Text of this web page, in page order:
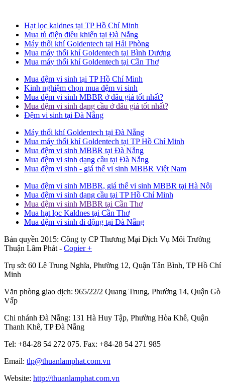
Hạt lọc kaldnes tại TP Hồ Chí Minh
Mua tủ điện điều khiển tại Đà Nẵng
Máy thổi khí Goldentech tại Hải Phòng
Mua máy thổi khí Goldentech tại Bình Dương
Mua máy thổi khí Goldentech tại Cần Thơ
Mua đệm vi sinh tại TP Hồ Chí Minh
Kinh nghiệm chọn mua đệm vi sinh
Mua đệm vi sinh MBBR ở đâu giá tốt nhất?
Mua đệm vi sinh dạng cầu ở đâu giá tốt nhất?
Đệm vi sinh tại Đà Nẵng
Máy thổi khí Goldentech tại Đà Nẵng
Mua máy thổi khí Goldentech tại TP Hồ Chí Minh
Mua đệm vi sinh MBBR tại Đà Nẵng
Mua đệm vi sinh dạng cầu tại Đà Nẵng
Mua đệm vi sinh - giá thể vi sinh MBBR Việt Nam
Mua đệm vi sinh MBBR, giá thể vi sinh MBBR tại Hà Nội
Mua đệm vi sinh dạng cầu tại TP Hồ Chí Minh
Mua đệm vi sinh MBBR tại Cần Thơ
Mua hạt lọc Kaldnes tại Cần Thơ
Mua đệm vi sinh di động tại Đà Nẵng
Bản quyền 2015: Công ty CP Thương Mại Dịch Vụ Môi Trường
Thuận Lâm Phát - Copier +
Trụ sở: 60 Lê Trung Nghĩa, Phường 12, Quận Tân Bình, TP Hồ Chí
Minh
Văn phòng giao dịch: 965/22/2 Quang Trung, Phường 14, Quận Gò
Vấp
Chi nhánh Đà Nẵng: 131 Hà Huy Tập, Phường Hòa Khê, Quận
Thanh Khê, TP Đà Nẵng
Tel: +84-28 54 272 075. Fax: +84-28 54 271 985
Email: tlp@thuanlamphat.com.vn
Website: http://thuanlamphat.com.vn